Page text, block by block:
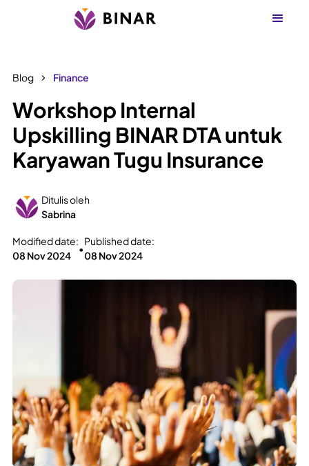
Blog Finance
Workshop Internal
Upskilling BINAR DTA untuk
Karyawan Tugu Insurance
Ditulis oleh
Sabrina
Modified date:
08 Nov 2024
•
Published date:
08 Nov 2024